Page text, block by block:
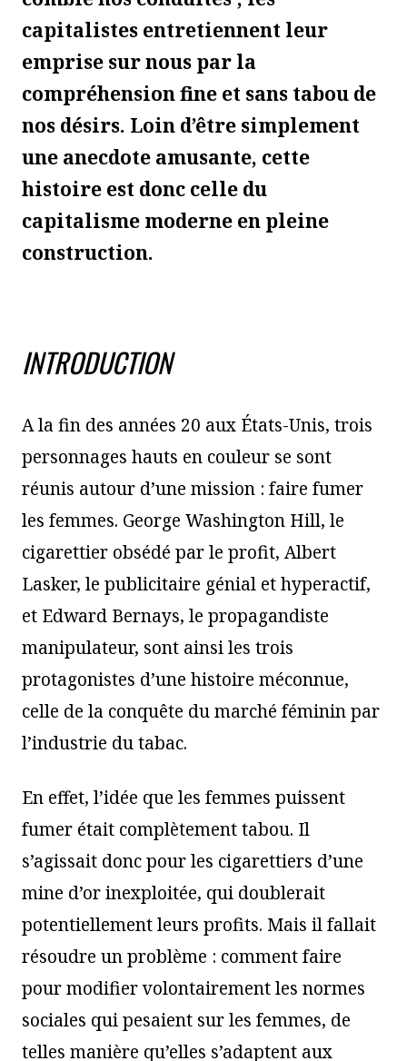
capitalistes entretiennent leur
emprise sur nous par la
compréhension fine et sans tabou de
nos désirs. Loin d’être simplement
une anecdote amusante, cette
histoire est donc celle du
capitalisme moderne en pleine
construction.
INTRODUCTION
A la fin des années 20 aux États-Unis, trois
personnages hauts en couleur se sont
réunis autour d’une mission : faire fumer
les femmes. George Washington Hill, le
cigarettier obsédé par le profit, Albert
Lasker, le publicitaire génial et hyperactif,
et Edward Bernays, le propagandiste
manipulateur, sont ainsi les trois
protagonistes d’une histoire méconnue,
celle de la conquête du marché féminin par
l’industrie du tabac.
En effet, l’idée que les femmes puissent
fumer était complètement tabou. Il
s’agissait donc pour les cigarettiers d’une
mine d’or inexploitée, qui doublerait
potentiellement leurs profits. Mais il fallait
résoudre un problème : comment faire
pour modifier volontairement les normes
sociales qui pesaient sur les femmes, de
telles manière qu’elles s’adaptent aux